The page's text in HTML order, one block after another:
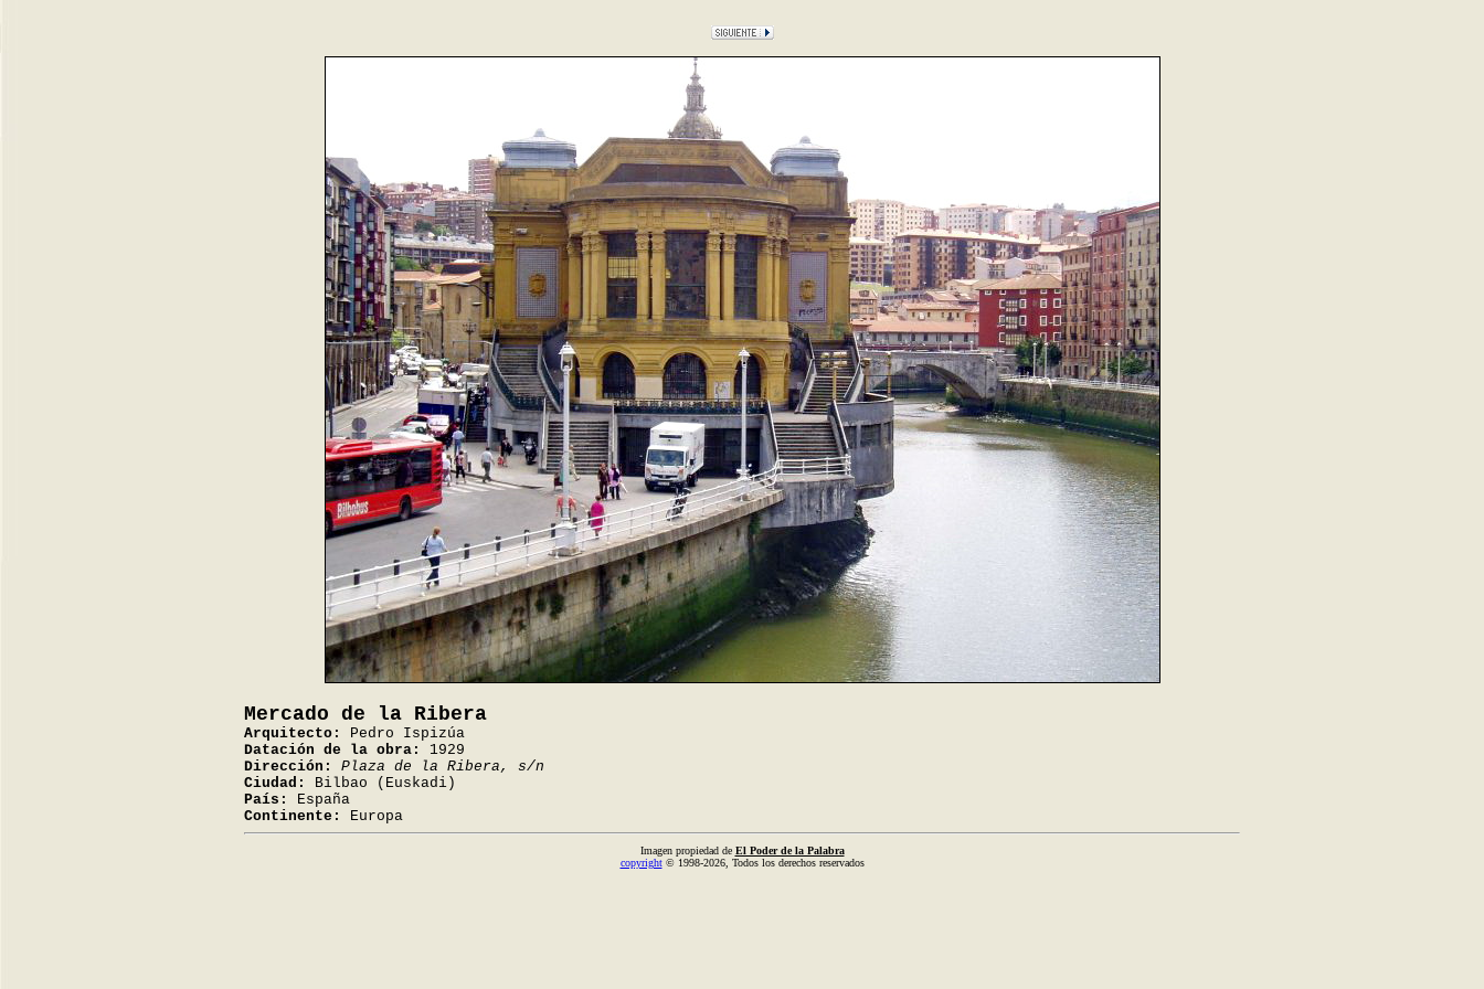
Mercado de la Ribera
Arquitecto:
Pedro Ispizúa
Datación de la obra:
1929
Dirección:
Plaza de la Ribera, s/n
Ciudad:
Bilbao (Euskadi)
País:
España
Continente:
Europa
Imagen propiedad de El Poder de la Palabra
copyright© 1998-2026, Todos los derechos reservados